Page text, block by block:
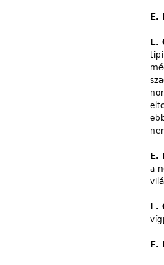
E.
L.
E.
a
L.
E.